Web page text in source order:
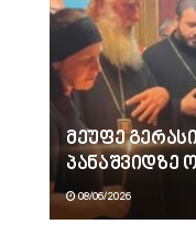
მეუფე
პანაშვიდზე
08/06/2026